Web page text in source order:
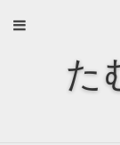
た
Home